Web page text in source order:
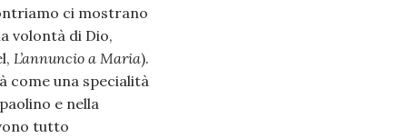
ci mostrano
volontà di Dio,
L’annuncio a Maria).
come una specialità
e nella
tutto